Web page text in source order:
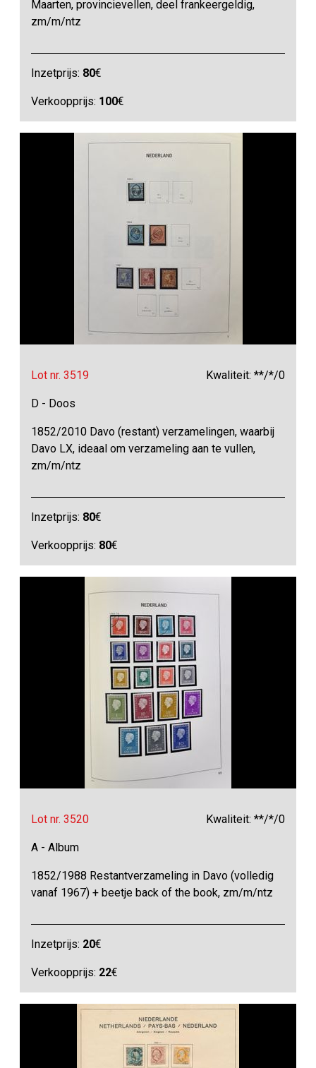
Maarten, provincievellen, deel frankeergeldig,
zm/m/ntz
Inzetprijs: 80€
Verkoopprijs: 100€
Lot nr. 3519 Kwaliteit: **/*/0
D - Doos
1852/2010 Davo (restant) verzamelingen, waarbij
Davo LX, ideaal om verzameling aan te vullen,
zm/m/ntz
Inzetprijs: 80€
Verkoopprijs: 80€
Lot nr. 3520 Kwaliteit: **/*/0
A - Album
1852/1988 Restantverzameling in Davo (volledig
vanaf 1967) + beetje back of the book, zm/m/ntz
Inzetprijs: 20€
Verkoopprijs: 22€